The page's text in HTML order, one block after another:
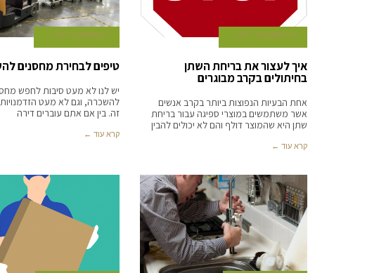
15 באוקטובר 2017
איך לעצור את בריחת השתן
בחיתולים בקרב מבוגרים
אחת הבעיות הנפוצות ביותר בקרב אנשים
אשר משתמשים במוצרי ספיגה עבור בריחת
שתן היא שהמוצר דולף והם לא יכולים להבין
קרא עוד ←
3 באוקטובר 2017
טיפים לבחירת מחסנים
יש לנו לא מעט סיבות לחפש
להשכרה, וגם לא מעט
זה. בין אם אתם עוברים דירה
קרא עוד ←